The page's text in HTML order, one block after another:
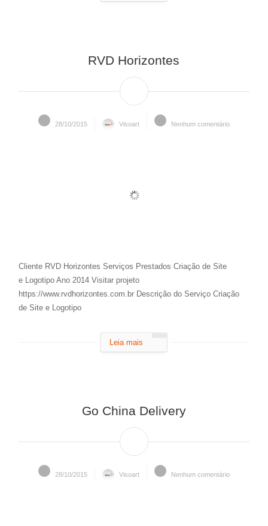
RVD Horizontes
28/10/2015 Visoart Nenhum comentário
Cliente RVD Horizontes Serviços Prestados Criação de Site
e Logotipo Ano 2014 Visitar projeto
https://www.rvdhorizontes.com.br Descrição do Serviço Criação
de Site e Logotipo
Leia mais
Go China Delivery
28/10/2015 Visoart Nenhum comentário